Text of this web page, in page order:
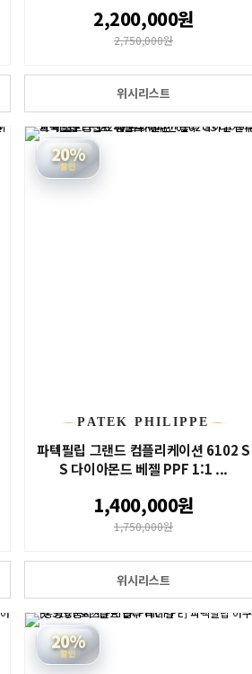
2,200,000원
2,750,000원
위시리스트
20%
할인
PATEK PHILIPPE
파텍필립 그랜드 컴플리케이션 6102 S
S 다이아몬드 베젤 PPF 1:1 ...
1,400,000원
1,750,000원
위시리스트
20%
할인